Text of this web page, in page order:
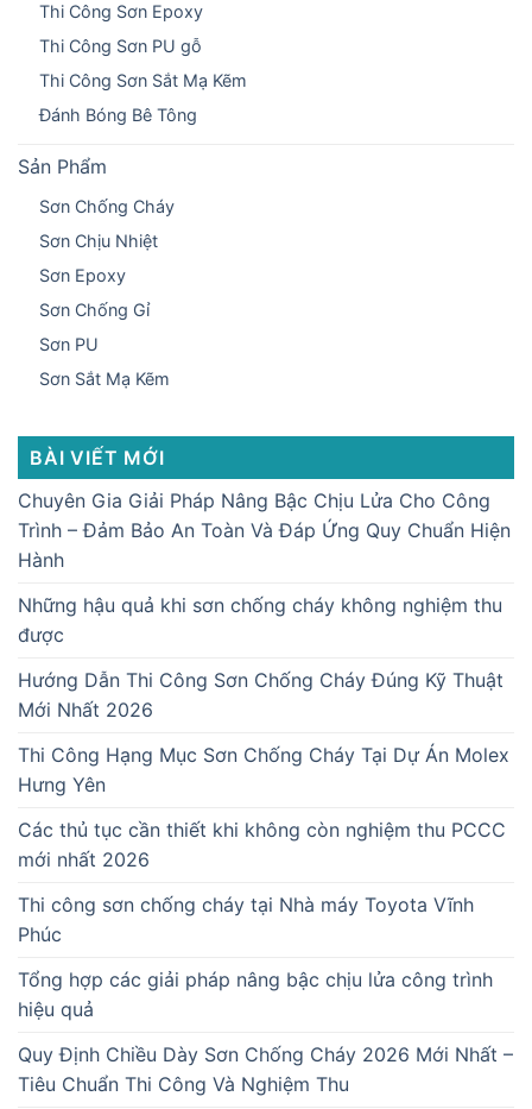
Thi Công Sơn Epoxy
Thi Công Sơn PU gỗ
Thi Công Sơn Sắt Mạ Kẽm
Đánh Bóng Bê Tông
Sản Phẩm
Sơn Chống Cháy
Sơn Chịu Nhiệt
Sơn Epoxy
Sơn Chống Gỉ
Sơn PU
Sơn Sắt Mạ Kẽm
BÀI VIẾT MỚI
Chuyên Gia Giải Pháp Nâng Bậc Chịu Lửa Cho Công
Trình – Đảm Bảo An Toàn Và Đáp Ứng Quy Chuẩn Hiện
Hành
Những hậu quả khi sơn chống cháy không nghiệm thu
được
Hướng Dẫn Thi Công Sơn Chống Cháy Đúng Kỹ Thuật
Mới Nhất 2026
Thi Công Hạng Mục Sơn Chống Cháy Tại Dự Án Molex
Hưng Yên
Các thủ tục cần thiết khi không còn nghiệm thu PCCC
mới nhất 2026
Thi công sơn chống cháy tại Nhà máy Toyota Vĩnh
Phúc
Tổng hợp các giải pháp nâng bậc chịu lửa công trình
hiệu quả
Quy Định Chiều Dày Sơn Chống Cháy 2026 Mới Nhất –
Tiêu Chuẩn Thi Công Và Nghiệm Thu